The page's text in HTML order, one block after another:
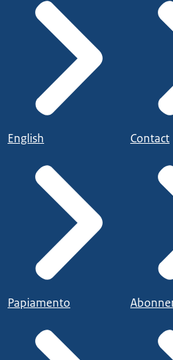
English
Papiamento
Contact